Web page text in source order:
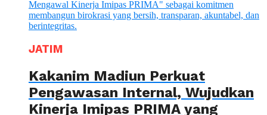
JATIM
Kakanim Madiun Perkuat
Pengawasan Internal, Wujudkan
Kinerja Imipas PRIMA yang